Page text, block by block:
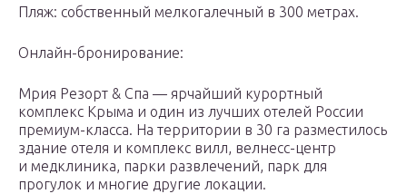
Пляж: собственный мелкогалечный в 300 метрах.
Онлайн-бронирование:
Мрия Резорт & Спа — ярчайший курортный
комплекс Крыма и один из лучших отелей России
премиум-класса. На территории в 30 га разместилось
здание отеля и комплекс вилл, велнесс-центр
и медклиника, парки развлечений, парк для
прогулок и многие другие локации.